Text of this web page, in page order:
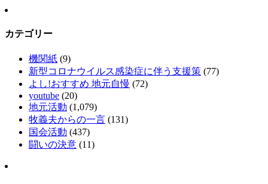
カテゴリー
機関紙 (9)
新型コロナウイルス感染症に伴う支援策 (77)
よし!おすすめ 地元自慢 (72)
youtube (20)
地元活動 (1,079)
牧義夫からの一言 (131)
国会活動 (437)
闘いの決意 (11)